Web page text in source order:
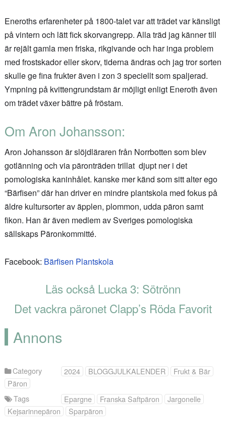
Eneroths erfarenheter på 1800-talet var att trädet var känsligt
på vintern och lätt fick skorvangrepp. Alla träd jag känner till
är rejält gamla men friska, rikgivande och har inga problem
med frostskador eller skorv, tiderna ändras och jag tror sorten
skulle ge fina frukter även i zon 3 speciellt som spaljerad.
Ympning på kvittengrundstam är möjligt enligt Eneroth även
om trädet växer bättre på fröstam.
Om Aron Johansson:
Aron Johansson är slöjdläraren från Norrbotten som blev
gotlänning och via päronträden trillat djupt ner i det
pomologiska kaninhålet. kanske mer känd som sitt alter ego
“Bärfisen” där han driver en mindre plantskola med fokus på
äldre kultursorter av äpplen, plommon, udda päron samt
fikon. Han är även medlem av Sveriges pomologiska
sällskaps Päronkommitté.
Facebook: Bärfisen Plantskola
Läs också Lucka 3: Sötrönn
Det vackra päronet Clapp’s Röda Favorit
Annons
Category 2024 BLOGGJULKALENDER
Frukt & Bär
Päron
Tags
Epargne Franska Saftpäron
Jargonelle
Kejsarinnepäron
Sparpäron